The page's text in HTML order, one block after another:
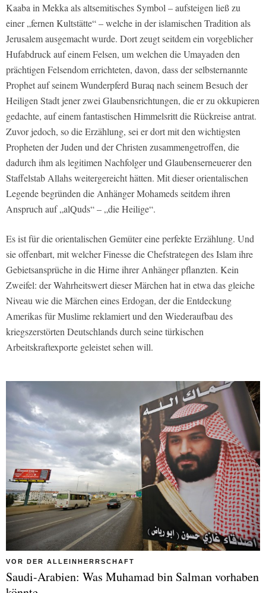
Kaaba in Mekka als altsemitisches Symbol – aufsteigen ließ zu
einer „fernen Kultstätte“ – welche in der islamischen Tradition als
Jerusalem ausgemacht wurde. Dort zeugt seitdem ein vorgeblicher
Hufabdruck auf einem Felsen, um welchen die Umayaden den
prächtigen Felsendom errichteten, davon, dass der selbsternannte
Prophet auf seinem Wunderpferd Buraq nach seinem Besuch der
Heiligen Stadt jener zwei Glaubensrichtungen, die er zu okkupieren
gedachte, auf einem fantastischen Himmelsritt die Rückreise antrat.
Zuvor jedoch, so die Erzählung, sei er dort mit den wichtigsten
Propheten der Juden und der Christen zusammengetroffen, die
dadurch ihm als legitimen Nachfolger und Glaubenserneuerer den
Staffelstab Allahs weitergereicht hätten. Mit dieser orientalischen
Legende begründen die Anhänger Mohameds seitdem ihren
Anspruch auf „alQuds“ – „die Heilige“.
Es ist für die orientalischen Gemüter eine perfekte Erzählung. Und
sie offenbart, mit welcher Finesse die Chefstrategen des Islam ihre
Gebietsansprüche in die Hirne ihrer Anhänger pflanzten. Kein
Zweifel: der Wahrheitswert dieser Märchen hat in etwa das gleiche
Niveau wie die Märchen eines Erdogan, der die Entdeckung
Amerikas für Muslime reklamiert und den Wiederaufbau des
kriegszerstörten Deutschlands durch seine türkischen
Arbeitskraftexporte geleistet sehen will.
VOR DER ALLEINHERRSCHAFT
Saudi-Arabien: Was Muhamad bin Salman vorhaben